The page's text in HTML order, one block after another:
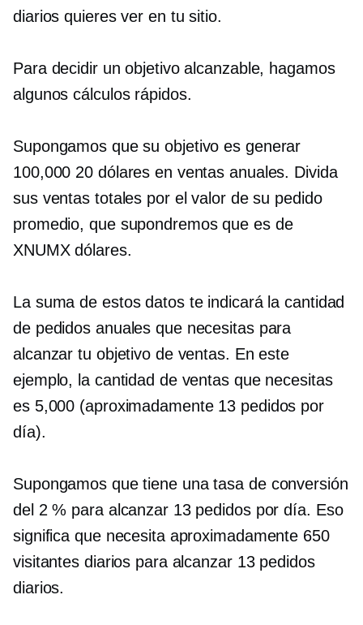
diarios quieres ver en tu sitio.
Para decidir un objetivo alcanzable, hagamos
algunos cálculos rápidos.
Supongamos que su objetivo es generar
100,000 20 dólares en ventas anuales. Divida
sus ventas totales por el valor de su pedido
promedio, que supondremos que es de
XNUMX dólares.
La suma de estos datos te indicará la cantidad
de pedidos anuales que necesitas para
alcanzar tu objetivo de ventas. En este
ejemplo, la cantidad de ventas que necesitas
es 5,000 (aproximadamente 13 pedidos por
día).
Supongamos que tiene una tasa de conversión
del 2 % para alcanzar 13 pedidos por día. Eso
significa que necesita aproximadamente 650
visitantes diarios para alcanzar 13 pedidos
diarios.